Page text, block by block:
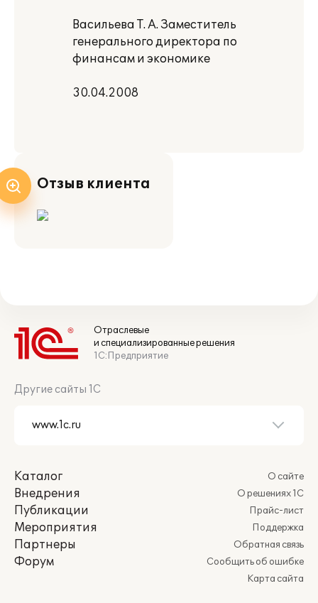
Васильева Т. А. Заместитель
генерального директора по
финансам и экономике
30.04.2008
Отзыв клиента
Отраслевые
и специализированные решения
1С:Предприятие
Другие сайты 1С
Каталог
Внедрения
Публикации
Мероприятия
Партнеры
Форум
О сайте
О решениях 1С
Прайс-лист
Поддержка
Обратная связь
Сообщить об ошибке
Карта сайта